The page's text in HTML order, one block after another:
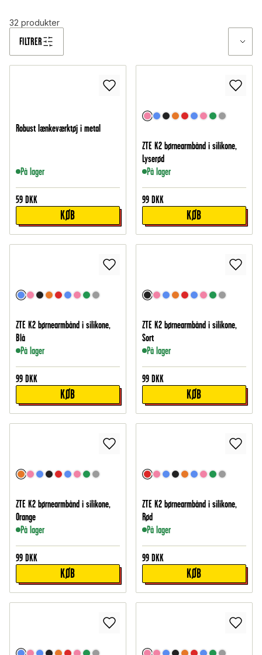
FILTRER
32 produkter
Robust lænkeværktøj i metal
På lager
59 DKK
KØB
ZTE K2 børnearmbånd i silikone,
Lyserød
På lager
99 DKK
KØB
ZTE K2 børnearmbånd i silikone,
Blå
På lager
99 DKK
KØB
ZTE K2 børnearmbånd i silikone,
Sort
På lager
99 DKK
KØB
ZTE K2 børnearmbånd i silikone,
Orange
På lager
99 DKK
KØB
ZTE K2 børnearmbånd i silikone,
Rød
På lager
99 DKK
KØB